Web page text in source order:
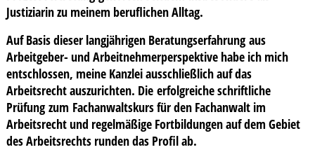
Justiziarin zu meinem beruflichen Alltag.
Auf Basis dieser langjährigen Beratungserfahrung aus
Arbeitgeber- und Arbeitnehmerperspektive habe ich mich
entschlossen, meine Kanzlei ausschließlich auf das
Arbeitsrecht auszurichten. Die erfolgreiche schriftliche
Prüfung zum Fachanwaltskurs für den Fachanwalt im
Arbeitsrecht und regelmäßige Fortbildungen auf dem Gebiet
des Arbeitsrechts runden das Profil ab.